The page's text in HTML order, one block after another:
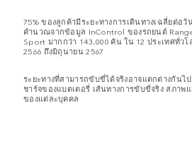
75% ของลูกค้ามีระยะทางการเดินทางเฉลี่ยต่อวั
คำนวณจากข้อมูล InControl ของรถยนต์
Sport มากกว่า 143,000 คัน ใน 12 ประเทศทั่ว
2566 ถึงมิถุนายน 2567
ระยะทางที่สามารถขับขี่ได้จริงอาจแตกต่างกัน
ชาร์จของแบตเตอรี่ เส้นทางการขับขี่จริง สภา
ของแต่ละบุคคล